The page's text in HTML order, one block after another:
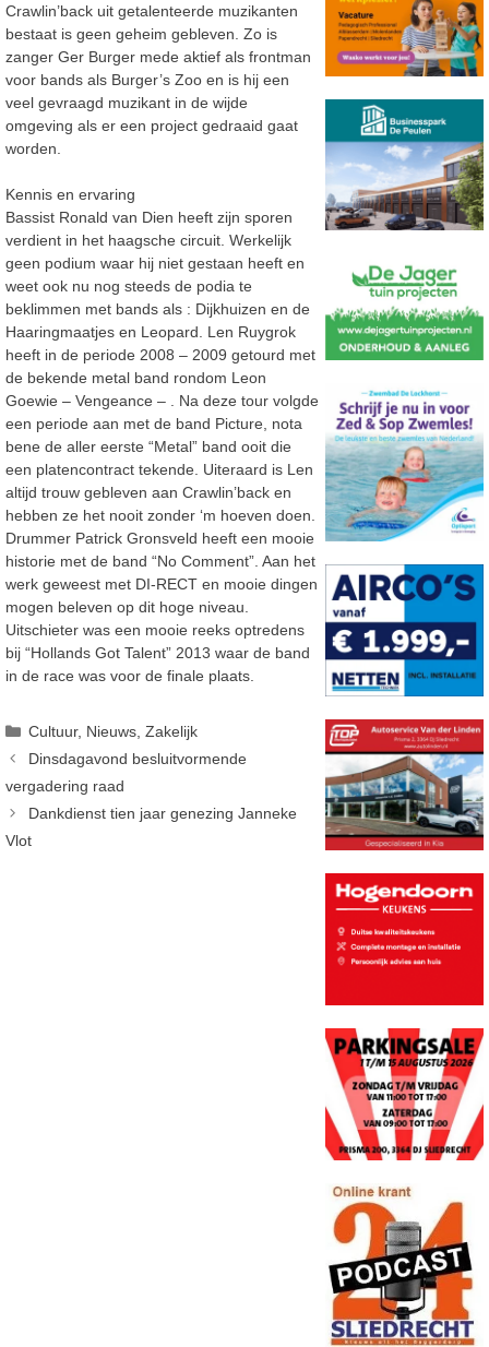
Crawlin’back uit getalenteerde muzikanten
bestaat is geen geheim gebleven. Zo is
zanger Ger Burger mede aktief als frontman
voor bands als Burger’s Zoo en is hij een
veel gevraagd muzikant in de wijde
omgeving als er een project gedraaid gaat
worden.
Kennis en ervaring
Bassist Ronald van Dien heeft zijn sporen
verdient in het haagsche circuit. Werkelijk
geen podium waar hij niet gestaan heeft en
weet ook nu nog steeds de podia te
beklimmen met bands als : Dijkhuizen en de
Haaringmaatjes en Leopard. Len Ruygrok
heeft in de periode 2008 – 2009 getourd met
de bekende metal band rondom Leon
Goewie – Vengeance – . Na deze tour volgde
een periode aan met de band Picture, nota
bene de aller eerste “Metal” band ooit die
een platencontract tekende. Uiteraard is Len
altijd trouw gebleven aan Crawlin’back en
hebben ze het nooit zonder ‘m hoeven doen.
Drummer Patrick Gronsveld heeft een mooie
historie met de band “No Comment”. Aan het
werk geweest met DI-RECT en mooie dingen
mogen beleven op dit hoge niveau.
Uitschieter was een mooie reeks optredens
bij “Hollands Got Talent” 2013 waar de band
in de race was voor de finale plaats.
Categorieën
Cultuur, Nieuws ,Zakelijk
Dinsdagavond besluitvormende
vergadering raad
Dankdienst tien jaar genezing Janneke
Vlot